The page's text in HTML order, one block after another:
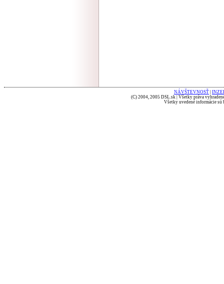
NÁVŠTEVNOSŤ
(C) 2004, 2005 DSL.sk | Všetky práva
Všetky uvedené informácie sú